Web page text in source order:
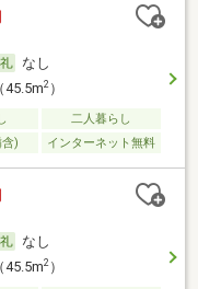
なし
45.5m2）
二人暮らし
) インターネット無料
なし
45.5m2）